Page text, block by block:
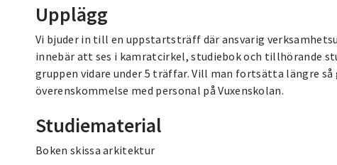
Upplägg
Vi bjuder in till en uppstartsträff där ansvarig
innebär att ses i kamratcirkel, studiebok och tillhörande
gruppen vidare under 5 träffar. Vill man fortsätta längre
överenskommelse med personal på Vuxenskolan.
Studiematerial
Boken skissa arkitektur